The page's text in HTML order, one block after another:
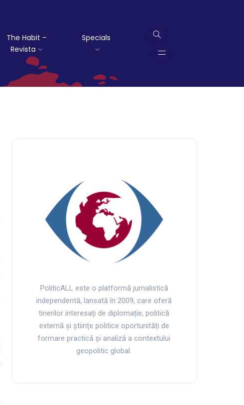
The Habit –
Revista
Specials
PoliticALL este o platformă jurnalistică
independentă, lansată în 2009, care oferă
tinerilor interesați de diplomație, politică
externă și științe politice oportunități de
formare practică și analiză a contextului
geopolitic global.